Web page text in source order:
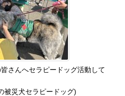
さんへセラピードッグ活動して
被災犬セラピードッグ)